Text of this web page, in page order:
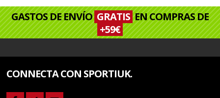
GASTOS DE ENVÍO GRATISEN COMPRAS DE
+59€
CONNECTA CON SPORTIUK.